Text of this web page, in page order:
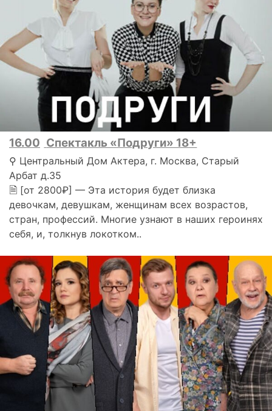
16.00 Спектакль «Подруги» 18+
⚲ Центральный Дом Актера, г. Москва, Старый
Арбат д.35
🗎 [от 2800₽] — Эта история будет близка
девочкам, девушкам, женщинам всех возрастов,
стран, профессий. Многие узнают в наших героинях
себя, и, толкнув локотком..